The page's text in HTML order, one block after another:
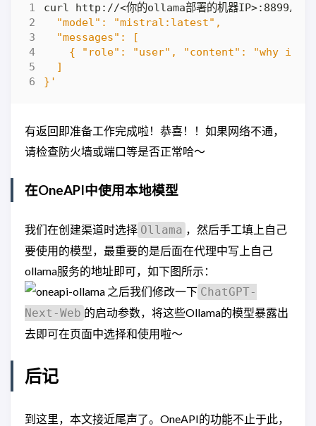
curl http://<你的ollama部署的机器IP>:8899/
}'
有返回即准备工作完成啦！恭喜！！如果网络不通，
请检查防火墙或端口等是否正常哈～
在OneAPI中使用本地模型
我们在创建渠道时选择 Ollama ，然后手工填上自己
要使用的模型，最重要的是后面在代理中写上自己
ollama服务的地址即可，如下图所示：
之后我们修改一下 ChatGPT-
Next-Web 的启动参数，将这些Ollama的模型暴露出
去即可在页面中选择和使用啦～
后记
到这里，本文接近尾声了。OneAPI的功能不止于此，